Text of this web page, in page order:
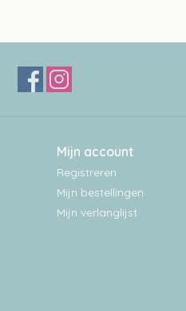
Mijn account
Registreren
Mijn bestellingen
Mijn verlanglijst